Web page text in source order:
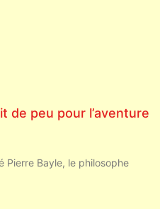
de peu pour l’aventure
Pierre Bayle, le philosophe